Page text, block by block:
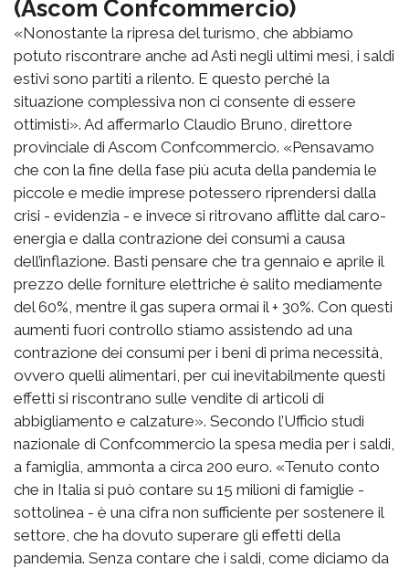
(Ascom Confcommercio)
«Nonostante la ripresa del turismo, che abbiamo
potuto riscontrare anche ad Asti negli ultimi mesi, i saldi
estivi sono partiti a rilento. E questo perché la
situazione complessiva non ci consente di essere
ottimisti». Ad affermarlo Claudio Bruno, direttore
provinciale di Ascom Confcommercio. «Pensavamo
che con la fine della fase più acuta della pandemia le
piccole e medie imprese potessero riprendersi dalla
crisi - evidenzia - e invece si ritrovano afflitte dal caro-
energia e dalla contrazione dei consumi a causa
dell’inflazione. Basti pensare che tra gennaio e aprile il
prezzo delle forniture elettriche è salito mediamente
del 60%, mentre il gas supera ormai il + 30%. Con questi
aumenti fuori controllo stiamo assistendo ad una
contrazione dei consumi per i beni di prima necessità,
ovvero quelli alimentari, per cui inevitabilmente questi
effetti si riscontrano sulle vendite di articoli di
abbigliamento e calzature». Secondo l’Ufficio studi
nazionale di Confcommercio la spesa media per i saldi,
a famiglia, ammonta a circa 200 euro. «Tenuto conto
che in Italia si può contare su 15 milioni di famiglie -
sottolinea - è una cifra non sufficiente per sostenere il
settore, che ha dovuto superare gli effetti della
pandemia. Senza contare che i saldi, come diciamo da